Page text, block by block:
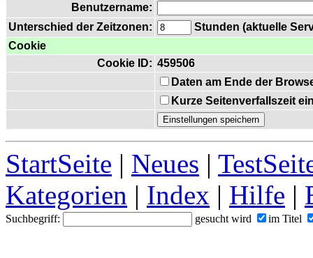
Benutzername:
Unterschied der Zeitzonen:
Stunden (aktuelle
Cookie
Cookie ID: 459506
Daten am Ende der
Kurze Seitenverfallszeit
StartSeite | Neues |
Kategorien | Index | Hilfe |
Suchbegriff: gesucht wird im Titel